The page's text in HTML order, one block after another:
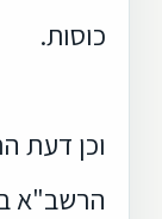
כוסות.
וכן דעת
הרשב"א